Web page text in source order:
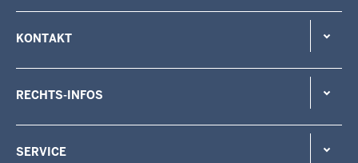
KONTAKT
RECHTS-INFOS
SERVICE